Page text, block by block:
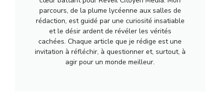
parcours, de la plume lycéenne aux salles de
rédaction, est guidé par une curiosité insatiable
et le désir ardent de révéler les vérités
cachées. Chaque article que je rédige est une
invitation à réfléchir, à questionner et, surtout, à
agir pour un monde meilleur.